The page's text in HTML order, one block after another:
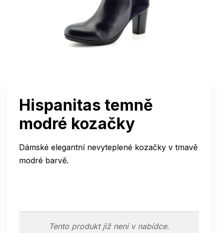
Hispanitas temně
modré kozačky
Dámské elegantní nevyteplené kozačky v tmavě
modré barvě.
Tento produkt již není v nabídce.